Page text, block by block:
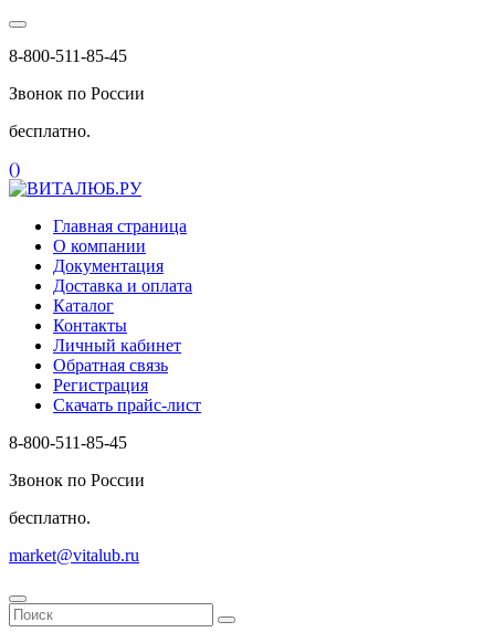
8-800-511-85-45
Звонок по России
бесплатно.
()
Главная страница
О компании
Документация
Доставка и оплата
Каталог
Контакты
Личный кабинет
Обратная связь
Регистрация
Скачать прайс-лист
8-800-511-85-45
Звонок по России
бесплатно.
market@vitalub.ru